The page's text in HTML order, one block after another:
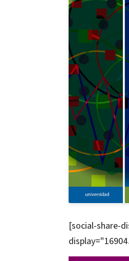
[social-share-